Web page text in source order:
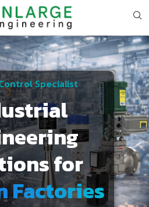
Specialist
for
Factories